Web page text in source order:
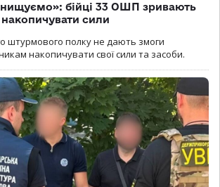
бійці 33 ОШП зривають
сили
штурмового полку не дають змоги
накопичувати свої сили та засоби.